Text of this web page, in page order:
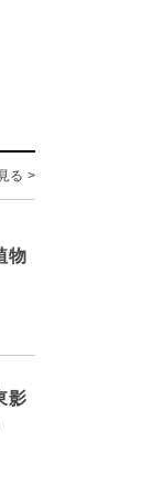
る >
物
影